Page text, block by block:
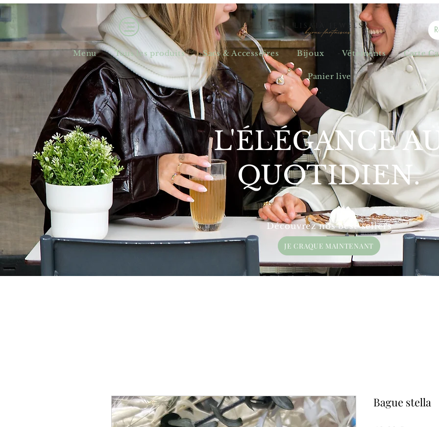
Menu Tous les produits Sacs & Accessoires Bijoux Vêtements Carte
Panier live
L'ÉLÉGANCE
QUOTIDIEN.
Découvrez nos best-sellers
JE CRAQUE MAINTENANT
Bague stella